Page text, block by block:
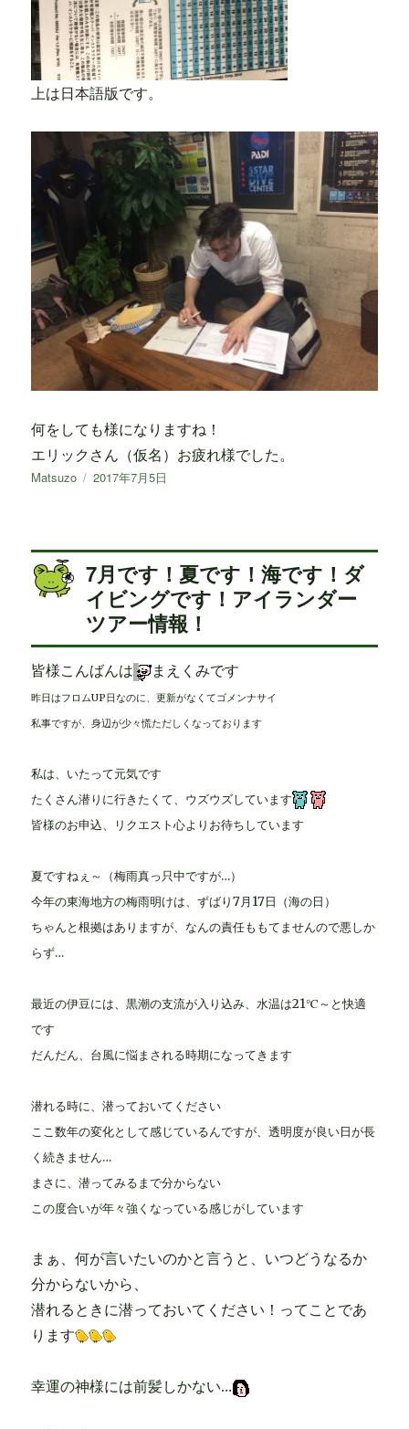
上は日本語版です。
何をしても様になりますね！
エリックさん（仮名）お疲れ様でした。
投
Matsuzo
投
2017年7月5日
7月です！夏です！海です！ダ
イビングです！アイランダー
ツアー情報！
皆様こんばんは まえくみです
昨日はフロムUP日なのに、更新がなくてゴメンナサイ
私事ですが、身辺が少々慌ただしくなっております
私は、いたって元気です
たくさん潜りに行きたくて、ウズウズしています
皆様のお申込、リクエスト心よりお待ちしています
夏ですねぇ～（梅雨真っ只中ですが…）
今年の東海地方の梅雨明けは、ずばり7月17日（海の日）
ちゃんと根拠はありますが、なんの責任ももてませんので悪しか
らず…
最近の伊豆には、黒潮の支流が入り込み、水温は21℃～と快適
です
だんだん、台風に悩まされる時期になってきます
潜れる時に、潜っておいてください
ここ数年の変化として感じているんですが、透明度が良い日が長
く続きません…
まさに、潜ってみるまで分からない
この度合いが年々強くなっている感じがしています
まぁ、何が言いたいのかと言うと、いつどうなるか
分からないから、
潜れるときに潜っておいてください！ってことであ
ります
幸運の神様には前髪しかない…